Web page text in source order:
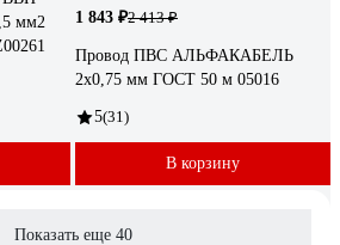
мм2
1 843 ₽2 413 ₽
Провод ПВС АЛЬФАКАБЕЛЬ
2х0,75 мм ГОСТ 50 м 05016
5(31)
В корзину
Показать еще 40